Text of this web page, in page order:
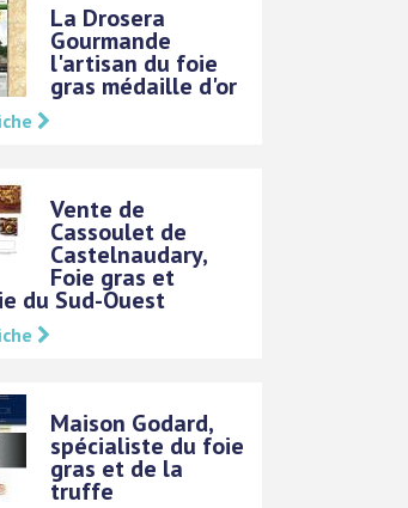
La Drosera
Gourmande
l'artisan du foie
gras médaille d'or
Vente de
Cassoulet de
Castelnaudary,
Foie gras et
du Sud-Ouest
Maison Godard,
spécialiste du foie
gras et de la
truffe